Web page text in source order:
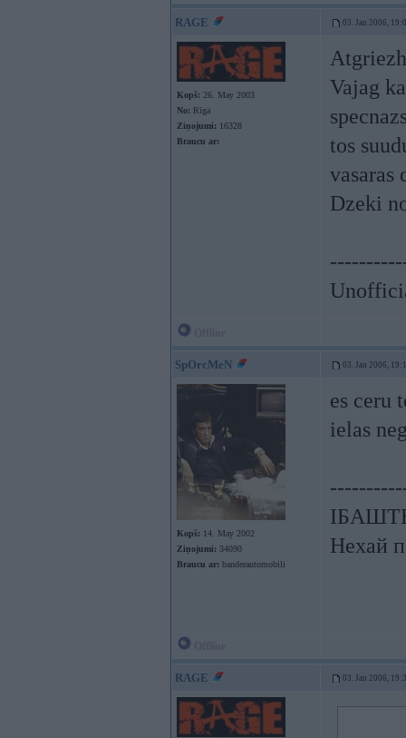
RAGE 03. Jan 2006,
Kopš: 26. May 2003
No: Rīga
Ziņojumi: 16328
Braucu ar:
Vajag
tos
vasaras
Dzeki
SpOrcMeN 03. Jan 2006,
Kopš: 14. May 2002
Ziņojumi: 34090
Braucu ar: banderautomobili
es ceru
ielas
Нехай
RAGE 03. Jan 2006,